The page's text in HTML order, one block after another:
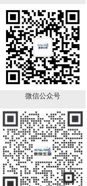
微信公众号
暂无推荐商品
销量排行
DL-丙氨酸；BR，98.5%
CAS:302-72-
7（KL1003A）
￥10.00
已有 52人购买